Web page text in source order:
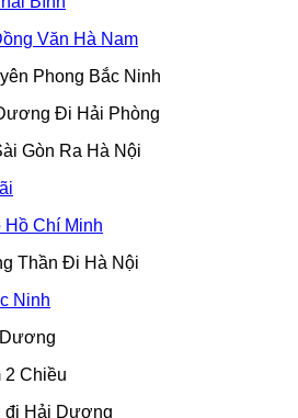
Văn Hà Nam
Phong Bắc Ninh
Đi Hải Phòng
Gòn Ra Hà Nội
Hồ Chí Minh
Thần Đi Hà Nội
Ninh
2 Chiều
đi Hải Dương